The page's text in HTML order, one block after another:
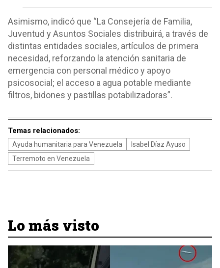
Asimismo, indicó que “La Consejería de Familia,
Juventud y Asuntos Sociales distribuirá, a través de
distintas entidades sociales, artículos de primera
necesidad, reforzando la atención sanitaria de
emergencia con personal médico y apoyo
psicosocial; el acceso a agua potable mediante
filtros, bidones y pastillas potabilizadoras”.
Temas relacionados:
Ayuda humanitaria para Venezuela
Isabel Díaz Ayuso
Terremoto en Venezuela
Lo más visto